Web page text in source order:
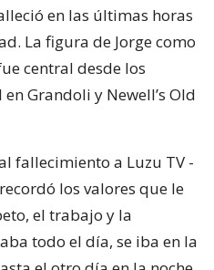
en las últimas horas
La figura de Jorge como
central desde los
Grandoli y Newell’s Old
fallecimiento a Luzu TV -
los valores que le
el trabajo y la
todo el día, se iba en la